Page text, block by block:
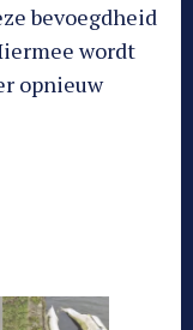
bevoegdheid
wordt
opnieuw